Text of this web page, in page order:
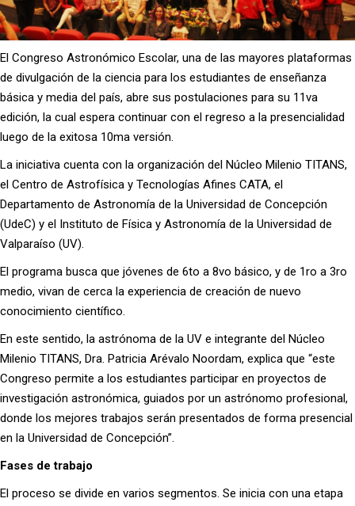
El Congreso Astronómico Escolar, una de las mayores plataformas
de divulgación de la ciencia para los estudiantes de enseñanza
básica y media del país, abre sus postulaciones para su 11va
edición, la cual espera continuar con el regreso a la presencialidad
luego de la exitosa 10ma versión.
La iniciativa cuenta con la organización del Núcleo Milenio TITANS,
el Centro de Astrofísica y Tecnologías Afines CATA, el
Departamento de Astronomía de la Universidad de Concepción
(UdeC) y el Instituto de Física y Astronomía de la Universidad de
Valparaíso (UV).
El programa busca que jóvenes de 6to a 8vo básico, y de 1ro a 3ro
medio, vivan de cerca la experiencia de creación de nuevo
conocimiento científico.
En este sentido, la astrónoma de la UV e integrante del Núcleo
Milenio TITANS, Dra. Patricia Arévalo Noordam, explica que “este
Congreso permite a los estudiantes participar en proyectos de
investigación astronómica, guiados por un astrónomo profesional,
donde los mejores trabajos serán presentados de forma presencial
en la Universidad de Concepción”.
Fases de trabajo
El proceso se divide en varios segmentos. Se inicia con una etapa